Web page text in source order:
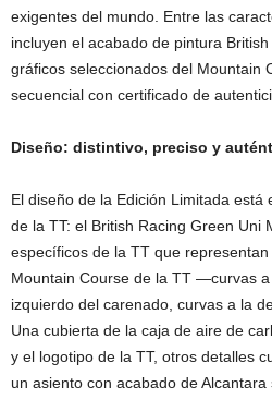
exigentes del mundo. Entre las
incluyen el acabado de pintura
gráficos seleccionados del Mountain
secuencial con certificado de
Diseño: distintivo, preciso y
El diseño de la Edición Limitada está
de la TT: el British Racing Green Uni
específicos de la TT que
Mountain Course de la TT —curvas
izquierdo del carenado, curvas a la
Una cubierta de la caja de aire de
y el logotipo de la TT, otros detalles
un asiento con acabado de